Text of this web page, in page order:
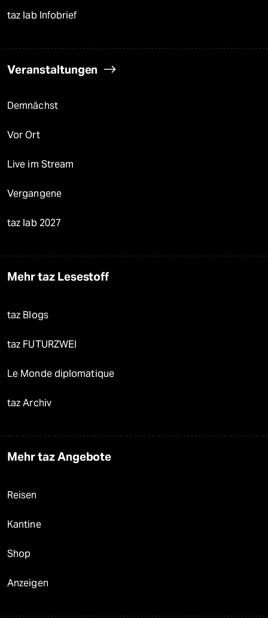
taz lab Infobrief
Veranstaltungen
Demnächst
Vor Ort
Live im Stream
Vergangene
taz lab 2027
Mehr taz Lesestoff
taz Blogs
taz FUTURZWEI
Le Monde diplomatique
taz Archiv
Mehr taz Angebote
Reisen
Kantine
Shop
Anzeigen